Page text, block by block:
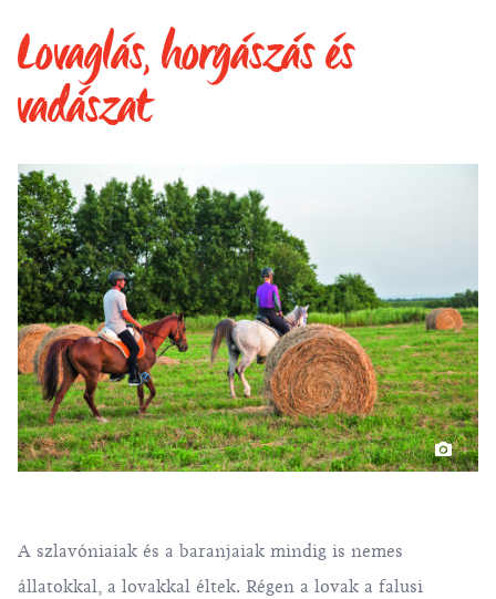
Lovaglás, horgászás és
vadászat
A szlavóniaiak és a baranjaiak mindig is nemes
állatokkal, a lovakkal éltek. Régen a lovak a falusi